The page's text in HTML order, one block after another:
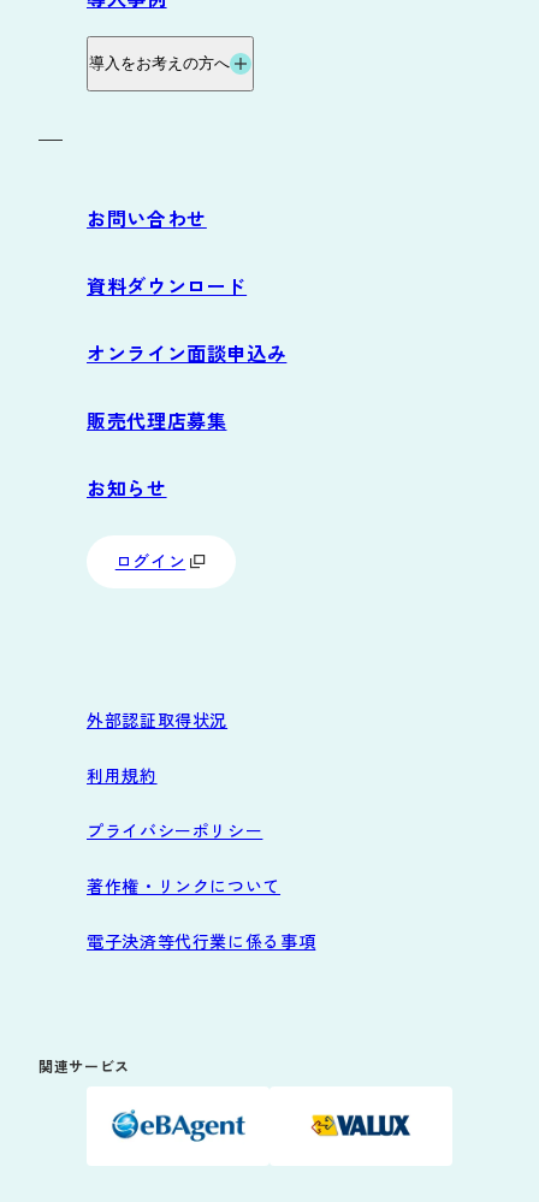
料金試算
導入をお考えの方へ
サポート
よくあるご質問
動作環境
お問い合わせ
資料ダウンロード
オンライン面談申込み
販売代理店募集
お知らせ
ログイン
外部認証取得状況
利用規約
プライバシーポリシー
著作権・リンクについて
電子決済等代行業に係る事項
関連サービス